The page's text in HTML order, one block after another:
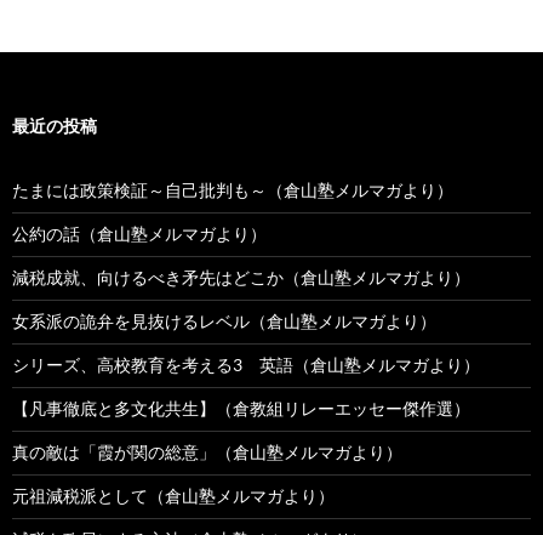
最近の投稿
たまには政策検証～自己批判も～（倉山塾メルマガより）
公約の話（倉山塾メルマガより）
減税成就、向けるべき矛先はどこか（倉山塾メルマガより）
女系派の詭弁を見抜けるレベル（倉山塾メルマガより）
シリーズ、高校教育を考える3 英語（倉山塾メルマガより）
【凡事徹底と多文化共生】（倉教組リレーエッセー傑作選）
真の敵は「霞が関の総意」（倉山塾メルマガより）
元祖減税派として（倉山塾メルマガより）